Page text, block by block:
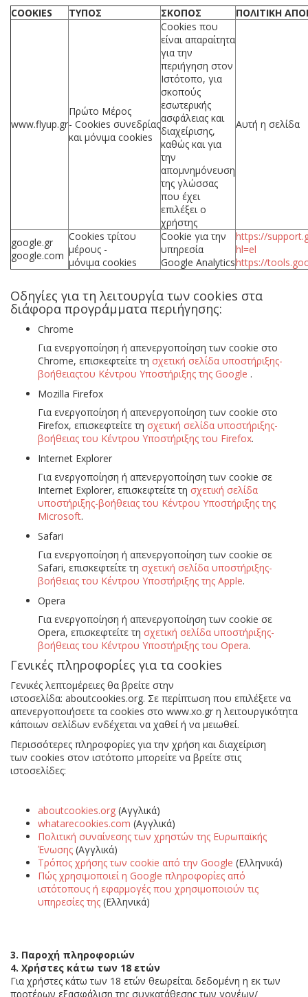
COOKIES
ΤΥΠΟΣ ΣΚΟΠΟΣ ΠΟΛΙΤΙΚΗ
www.flyup.gr
Πρώτο Μέρος
- Cookies συνεδρίας
και μόνιμα cookies
Cookies που
είναι απαραίτητα
για την
περιήγηση στον
Ιστότοπο, για
σκοπούς
εσωτερικής
ασφάλειας και
διαχείρισης,
καθώς και για
την
απομνημόνευση
της γλώσσας
που έχει
επιλέξει ο
χρήστης
Αυτή η σελίδα
google.gr
google.com
Cookies τρίτου
μέρους -
μόνιμα cookies
Cookie για την
υπηρεσία
Google Analytics
https://
hl=el
https://
Οδηγίες για τη λειτουργία των cookies στα
διάφορα προγράμματα περιήγησης:
Chrome
Για ενεργοποίηση ή απενεργοποίηση των cookie στο
Chrome, επισκεφτείτε τη σχετική σελίδα υποστήριξης-
βοήθειαςτου Κέντρου Υποστήριξης της Google .
Mozilla Firefox
Για ενεργοποίηση ή απενεργοποίηση των cookie στο
Firefox, επισκεφτείτε τη σχετική σελίδα υποστήριξης-
βοήθειας του Κέντρου Υποστήριξης του Firefox.
Internet Explorer
Για ενεργοποίηση ή απενεργοποίηση των cookie σε
Internet Explorer, επισκεφτείτε τη σχετική σελίδα
υποστήριξης-βοήθειας του Κέντρου Υποστήριξης της
Microsoft.
Safari
Για ενεργοποίηση ή απενεργοποίηση των cookie σε
Safari, επισκεφτείτε τη σχετική σελίδα υποστήριξης-
βοήθειας του Κέντρου Υποστήριξης της Apple.
Opera
Για ενεργοποίηση ή απενεργοποίηση των cookie σε
Opera, επισκεφτείτε τη σχετική σελίδα υποστήριξης-
βοήθειας του Κέντρου Υποστήριξης του Opera.
Γενικές πληροφορίες για τα cookies
Γενικές λεπτομέρειες θα βρείτε στην
ιστοσελίδα: aboutcookies.org. Σε περίπτωση που επιλέξετε να
απενεργοποιήσετε τα cookies στο www.xo.gr η λειτουργικότητα
κάποιων σελίδων ενδέχεται να χαθεί ή να μειωθεί.
Περισσότερες πληροφορίες για την χρήση και διαχείριση
των cookies στον ιστότοπο μπορείτε να βρείτε στις
ιστοσελίδες:
aboutcookies.org (Αγγλικά)
whatarecookies.com (Αγγλικά)
Πολιτική συναίνεσης των χρηστών της Ευρωπαϊκής
Ένωσης (Αγγλικά)
Τρόπος χρήσης των cookie από την Google (Ελληνικά)
Πώς χρησιμοποιεί η Google πληροφορίες από
ιστότοπους ή εφαρμογές που χρησιμοποιούν τις
υπηρεσίες της (Ελληνικά)
3. Παροχή πληροφοριών
4. Χρήστες κάτω των 18 ετών
Για χρήστες κάτω των 18 ετών θεωρείται δεδομένη η εκ των
προτέρων εξασφάλιση της συγκατάθεσης των γονέων/